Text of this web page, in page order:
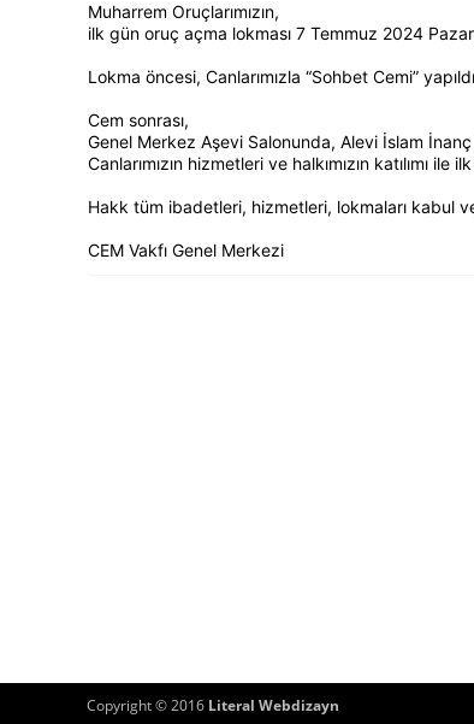
Muharrem Oruçlarımızın,
ilk gün oruç açma lokması 7 Temmuz 2024
Lokma öncesi, Canlarımızla “Sohbet Cemi”
Cem sonrası,
Genel Merkez Aşevi Salonunda, Alevi İslam
Canlarımızın hizmetleri ve halkımızın katılımı ile
Hakk tüm ibadetleri, hizmetleri, lokmaları kabul
CEM Vakfı Genel Merkezi
Copyright © 2016 Literal Webdizayn